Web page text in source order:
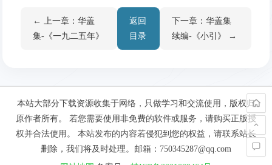
← 上一章：华盖
集-《一九二五年》
返回
目录
下一章：华盖集
续编-《小引》 →
本站大部分下载资源收集于网络，只做学习和交流使用，版权归
原作者所有。 若您需要使用非免费的软件或服务，请购买正版授
权并合法使用。 本站发布的内容若侵犯到您的权益，请联系站长
删除，我们将及时处理。邮箱：750345287@qq.com